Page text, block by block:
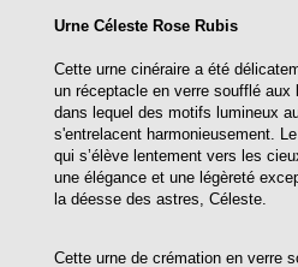
Urne Céleste Rose Rubis
Cette urne cinéraire a été
un réceptacle en verre soufflé aux
dans lequel des motifs lumineux
s'entrelacent harmonieusement.
qui s’élève lentement vers les
une élégance et une légèreté
la déesse des astres, Céleste.
Cette urne de crémation en verre